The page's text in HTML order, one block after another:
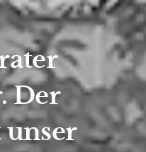
Der